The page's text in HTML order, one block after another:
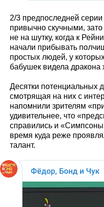
2/3 предпоследней серии
привычно скучными,
не на шутку, когда к
начали прибывать
простых людей, у
бабушек видела дракона
Десятки потенциальных
смотрящая на них с
напомнили зрителям
удивительнее, что
справились и
время куда реже
талант.